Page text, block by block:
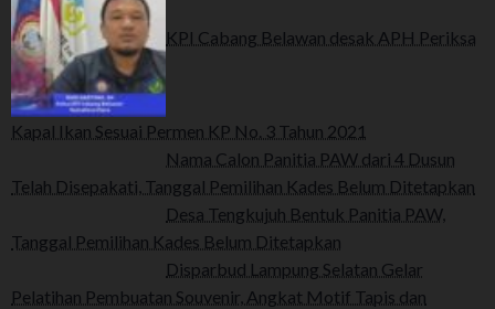
KPI Cabang Belawan desak APH Periksa
Kapal Ikan Sesuai Permen KP No. 3 Tahun 2021
Nama Calon Panitia PAW dari 4 Dusun
Telah Disepakati, Tanggal Pemilihan Kades Belum Ditetapkan
Desa Tengkujuh Bentuk Panitia PAW,
Tanggal Pemilihan Kades Belum Ditetapkan
Disparbud Lampung Selatan Gelar
Pelatihan Pembuatan Souvenir, Angkat Motif Tapis dan